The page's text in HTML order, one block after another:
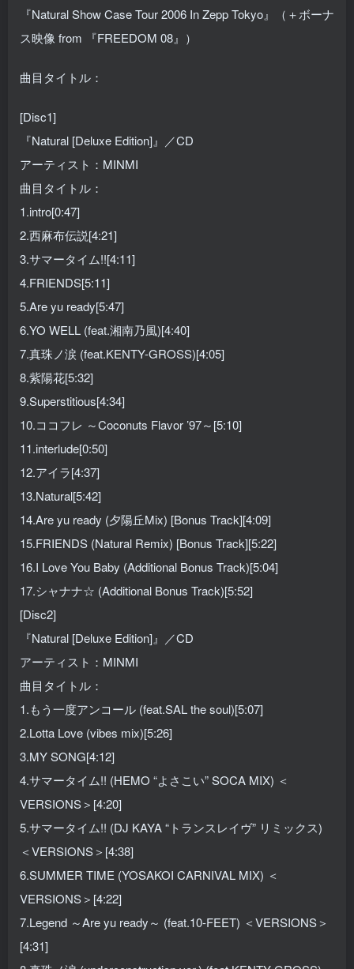
『Natural Show Case Tour 2006 In Zepp Tokyo』（＋ボーナ
ス映像 from 『FREEDOM 08』）
曲目タイトル：
[Disc1]
『Natural [Deluxe Edition]』／CD
アーティスト：MINMI
曲目タイトル：
1.intro[0:47]
2.西麻布伝説[4:21]
3.サマータイム!![4:11]
4.FRIENDS[5:11]
5.Are yu ready[5:47]
6.YO WELL (feat.湘南乃風)[4:40]
7.真珠ノ涙 (feat.KENTY-GROSS)[4:05]
8.紫陽花[5:32]
9.Superstitious[4:34]
10.ココフレ ～Coconuts Flavor ’97～[5:10]
11.interlude[0:50]
12.アイラ[4:37]
13.Natural[5:42]
14.Are yu ready (夕陽丘Mix) [Bonus Track][4:09]
15.FRIENDS (Natural Remix) [Bonus Track][5:22]
16.I Love You Baby (Additional Bonus Track)[5:04]
17.シャナナ☆ (Additional Bonus Track)[5:52]
[Disc2]
『Natural [Deluxe Edition]』／CD
アーティスト：MINMI
曲目タイトル：
1.もう一度アンコール (feat.SAL the soul)[5:07]
2.Lotta Love (vibes mix)[5:26]
3.MY SONG[4:12]
4.サマータイム!! (HEMO “よさこい” SOCA MIX) ＜
VERSIONS＞[4:20]
5.サマータイム!! (DJ KAYA “トランスレイヴ” リミックス)
＜VERSIONS＞[4:38]
6.SUMMER TIME (YOSAKOI CARNIVAL MIX) ＜
VERSIONS＞[4:22]
7.Legend ～Are yu ready～ (feat.10-FEET) ＜VERSIONS＞
[4:31]